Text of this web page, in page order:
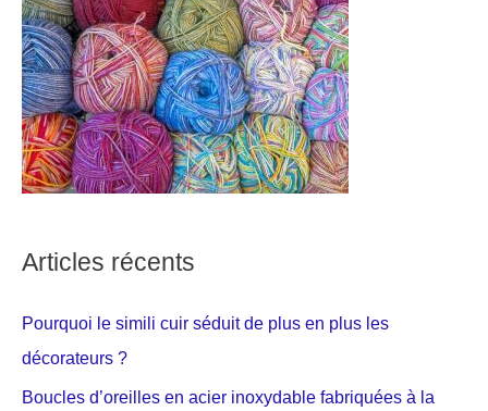
Articles récents
Pourquoi le simili cuir séduit de plus en plus les
décorateurs ?
Boucles d’oreilles en acier inoxydable fabriquées à la